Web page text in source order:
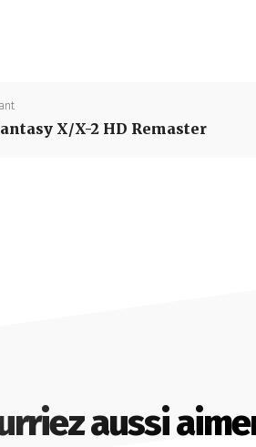
X/X-2 HD Remaster
aussi